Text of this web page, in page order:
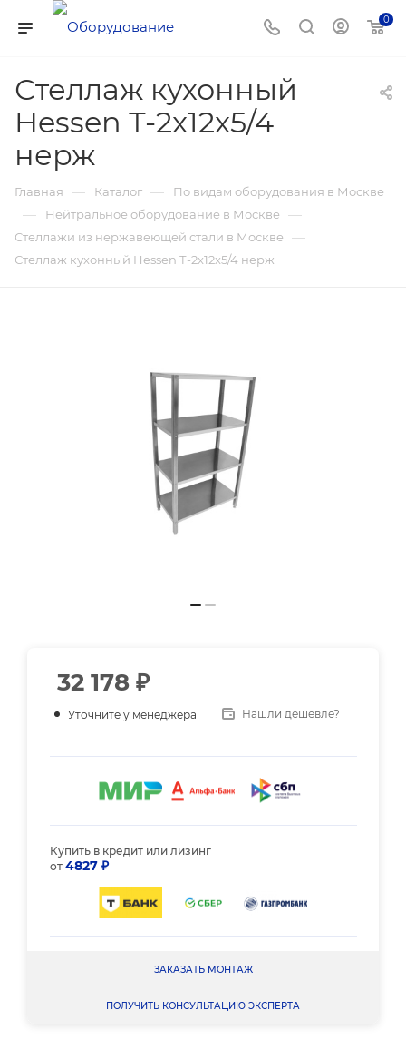
0
Стеллаж кухонный
Hessen Т-2x12x5/4
нерж
Главная — Каталог — По видам оборудования в Москве
— Нейтральное оборудование в Москве —
Стеллажи из нержавеющей стали в Москве —
Стеллаж кухонный Hessen Т-2x12x5/4 нерж
32 178 ₽
Уточните у менеджера Нашли дешевле?
Купить в кредит или лизинг
от 4827 ₽
ЗАКАЗАТЬ МОНТАЖ
ПОЛУЧИТЬ КОНСУЛЬТАЦИЮ ЭКСПЕРТА